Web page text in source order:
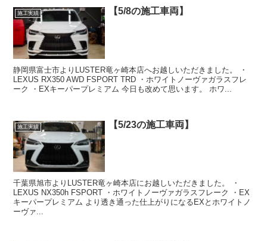
施工実績 【5/8の施工車両】
静岡県富士市よりLUSTER竜ヶ崎本店へお越しいただきました。 ・
LEXUS RX350 AWD FSPORT TRD ・ホワイトノーヴァガラスフレ
ーク ・EXキーパープレミアム 今日も改めて思います。 ホワ...
施工実績 【5/23の施工車両】
千葉県旭市よりLUSTER竜ヶ崎本店にお越しいただきました。 ・
LEXUS NX350h FSPORT ・ホワイトノーヴァガラスフレーク ・EX
キーパープレミアム より透き通った仕上がりになるEXとホワイトノ
ーヴァ...